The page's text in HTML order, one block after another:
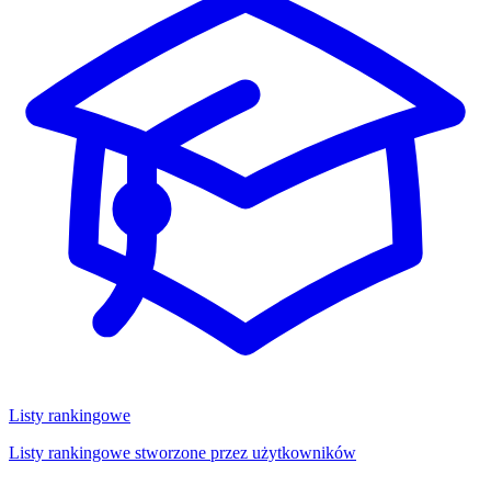
Listy rankingowe
Listy rankingowe stworzone przez użytkowników